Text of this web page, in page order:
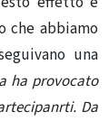
che abbiamo
una
ha provocato
Da